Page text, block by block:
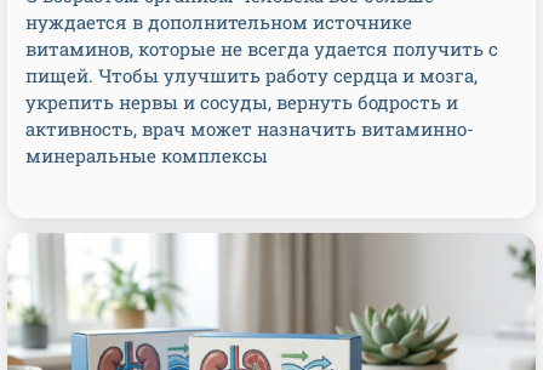
нуждается в дополнительном источнике
витаминов, которые не всегда удается получить с
пищей. Чтобы улучшить работу сердца и мозга,
укрепить нервы и сосуды, вернуть бодрость и
активность, врач может назначить витаминно-
минеральные комплексы